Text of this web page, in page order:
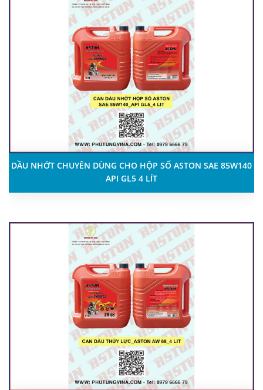
DẦU NHỚT CHUYÊN DÙNG CHO HỘP SỐ ASTON SAE 85W140
API GL5 4 LÍT